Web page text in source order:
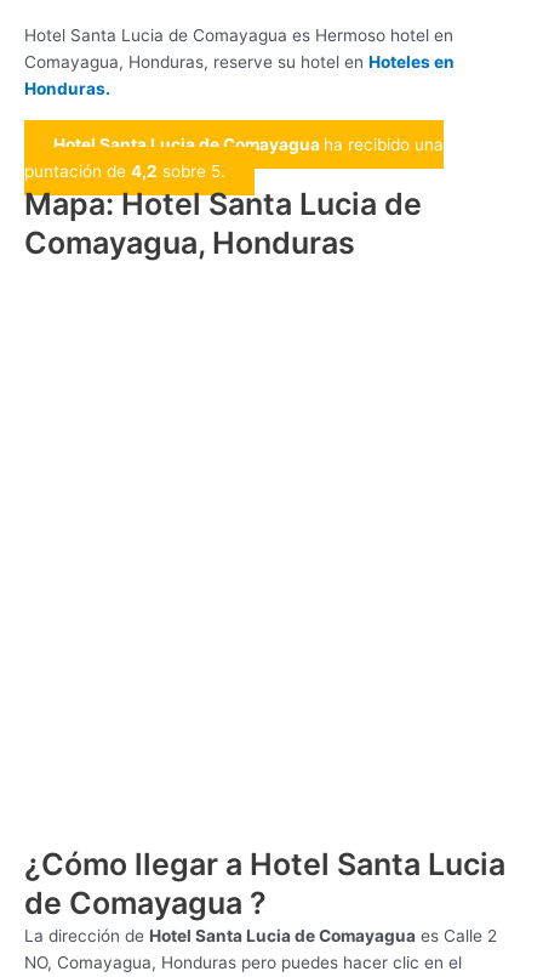
Hotel Santa Lucia de Comayagua es Hermoso hotel en
Comayagua, Honduras, reserve su hotel en Hoteles en
Honduras.
Hotel Santa Lucia de Comayagua ha recibido una
puntación de 4,2 sobre 5.
Mapa: Hotel Santa Lucia de
Comayagua, Honduras
¿Cómo llegar a Hotel Santa Lucia
de Comayagua ?
La dirección de Hotel Santa Lucia de Comayagua es Calle 2
NO, Comayagua, Honduras pero puedes hacer clic en el